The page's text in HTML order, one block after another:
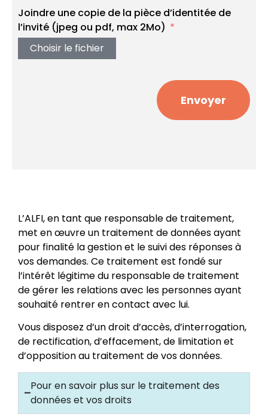
Joindre une copie de la pièce d’identitée de
l’invité (jpeg ou pdf, max 2Mo)
Choisir le fichier
Envoyer
L’ALFI, en tant que responsable de traitement,
met en œuvre un traitement de données ayant
pour finalité la gestion et le suivi des réponses à
vos demandes. Ce traitement est fondé sur
l’intérêt légitime du responsable de traitement
de gérer les relations avec les personnes ayant
souhaité rentrer en contact avec lui.
Vous disposez d’un droit d’accès, d’interrogation,
de rectification, d’effacement, de limitation et
d’opposition au traitement de vos données.
Pour en savoir plus sur le traitement des
données et vos droits